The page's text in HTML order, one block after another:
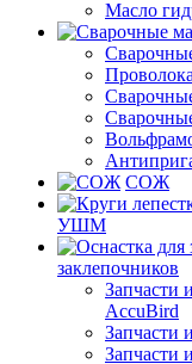
Масло
СОЖ
УШМ
заклепочников
Запчасти
AccuBird
Запчасти
Запчасти